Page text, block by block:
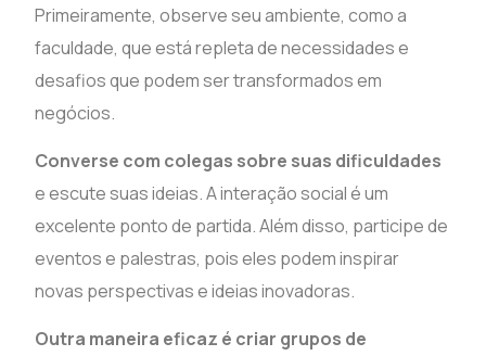
Primeiramente, observe seu ambiente, como a
faculdade, que está repleta de necessidades e
desafios que podem ser transformados em
negócios.
Converse com colegas sobre suas dificuldades
e escute suas ideias. A interação social é um
excelente ponto de partida. Além disso, participe de
eventos e palestras, pois eles podem inspirar
novas perspectivas e ideias inovadoras.
Outra maneira eficaz é criar grupos de